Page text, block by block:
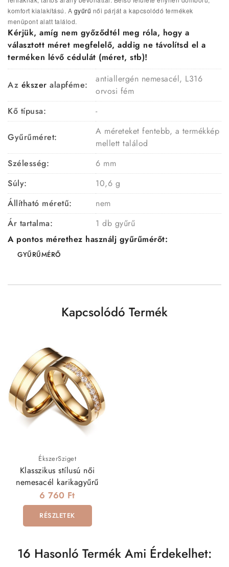
komfort kialakítású. A gyűrű női párját a kapcsolódó termékek
menüpont alatt találod.
Kérjük, amíg nem győződtél meg róla, hogy a
választott méret megfelelő, addig ne távolítsd el a
terméken lévő cédulát (méret, stb)!
Az ékszer alapféme:
antiallergén nemesacél, L316
orvosi fém
Kő típusa:
-
Gyűrűméret:
A méreteket fentebb, a termékkép
mellett találod
Szélesség:
6 mm
Súly:
10,6 g
Állítható méretű:
nem
Ár tartalma:
1 db gyűrű
A pontos mérethez használj gyűrűmérőt:
GYŰRŰMÉRŐ
Kapcsolódó Termék
ÉkszerSziget
Klasszikus stílusú női
nemesacél karikagyűrű
6 760 Ft
RÉSZLETEK
16 Hasonló Termék Ami Érdekelhet: